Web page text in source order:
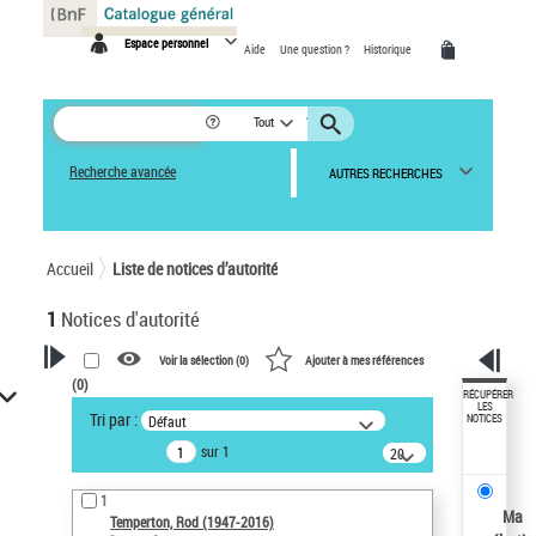
Espace personnel Aide Une question ? Historique
Tout
Recherche avancée AUTRES RECHERCHES
Accueil Liste de notices d’autorité
1 Notices d'autorité
VOTRE RECHERCHE
Recherche avancée dans les
notices d’autorité
Œuvres liées à l'auteur :
Temperton, Rod (1947-2016)
Voir la sélection (0) Ajouter à mes références
(0)
Tri par : Défaut
sur 1
20
résultats/page
1
Temperton, Rod (1947-2016)
RÉCUPÉRER
LES
NOTICES
Ma
Panneau de gestion des cookies